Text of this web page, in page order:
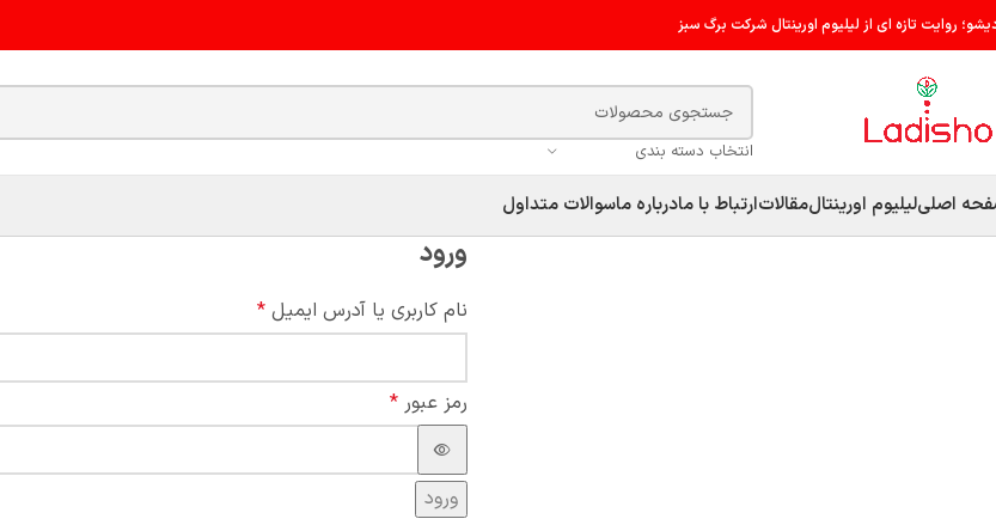
روایت تازه ای از لیلیوم اورینتال شرکت برگ سبز
انتخاب دسته بندی
اصلیلیلیوم اورینتالمقالاتارتباط با مادرباره ماسوالات متداول
ورود
نام کاربری یا آدرس ایمیل*
رمز عبور*
ورود